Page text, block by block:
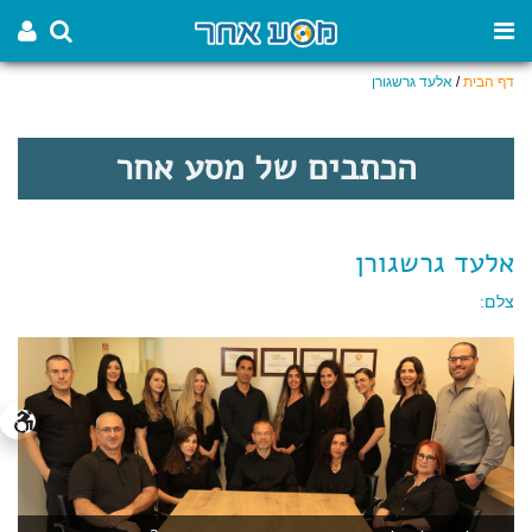
דף הבית/ אלעד גרשגורן
הכתבים של מסע אחר
אלעד גרשגורן
צלם: